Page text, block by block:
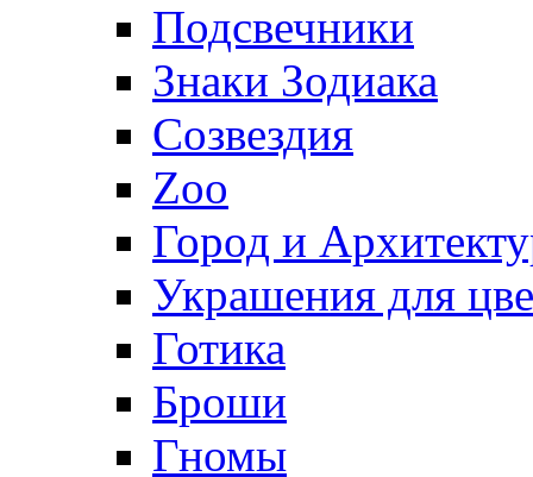
Подсвечники
Знаки Зодиака
Созвездия
Zoo
Город и
Украшения для
Готика
Броши
Гномы